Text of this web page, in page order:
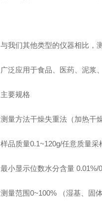
与我们其他类型的仪器相比，
广泛应用于食品、医药、泥浆
主要规格
测量方法干燥失重法（加热干
样品质量0.1~120g/任意质量采
最小显示位数水分含量 0.01%/
测量范围0~100% （湿基、固